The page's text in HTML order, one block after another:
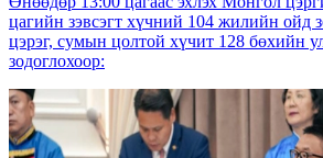
цагийн зэвсэгт хүчний 104 жилийн ойд
цэрэг, сумын цолтой хүчит 128 бөхийн
зодоглохоор: